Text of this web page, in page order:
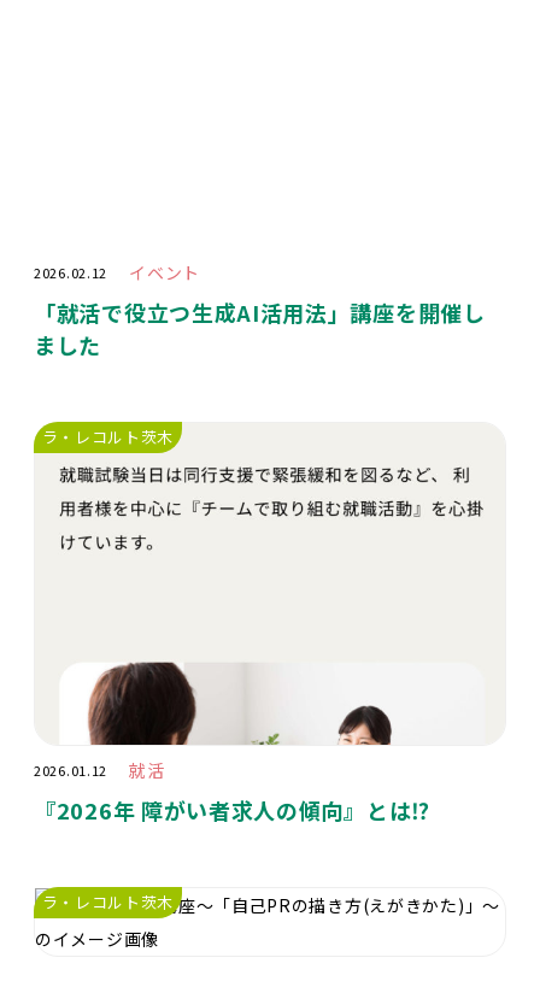
2026.02.12 イベント
「就活で役立つ生成AI活用法」講座を開催し
ました
ラ・レコルト茨木
2026.01.12 就活
『2026年 障がい者求人の傾向』とは⁉️
ラ・レコルト茨木